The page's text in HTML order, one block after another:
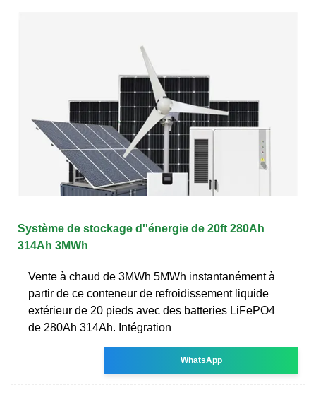
Système de stockage d''énergie de 20ft 280Ah
314Ah 3MWh
Vente à chaud de 3MWh 5MWh instantanément à
partir de ce conteneur de refroidissement liquide
extérieur de 20 pieds avec des batteries LiFePO4
de 280Ah 314Ah. Intégration
WhatsApp